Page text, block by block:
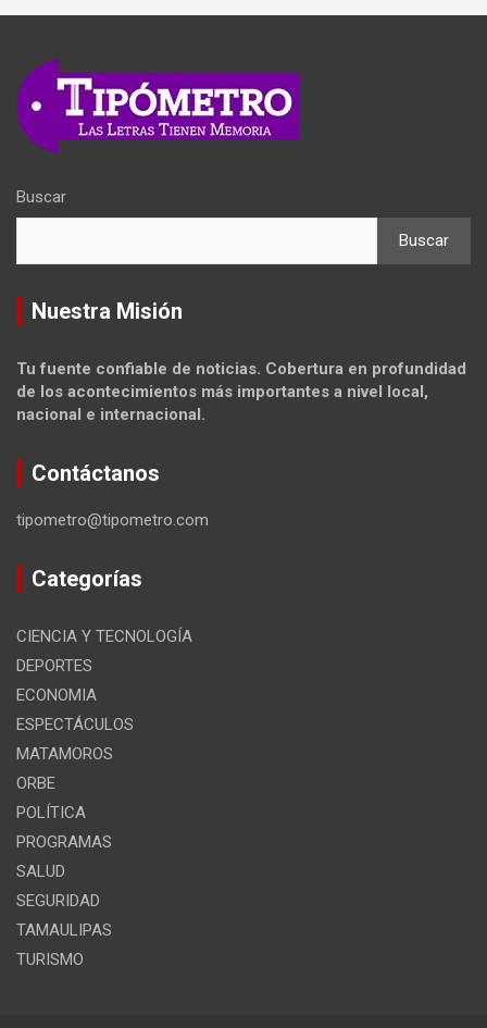
Buscar
Buscar
Nuestra Misión
Tu fuente confiable de noticias. Cobertura en profundidad
de los acontecimientos más importantes a nivel local,
nacional e internacional.
Contáctanos
tipometro@tipometro.com
Categorías
CIENCIA Y TECNOLOGÍA
DEPORTES
ECONOMIA
ESPECTÁCULOS
MATAMOROS
ORBE
POLÍTICA
PROGRAMAS
SALUD
SEGURIDAD
TAMAULIPAS
TURISMO